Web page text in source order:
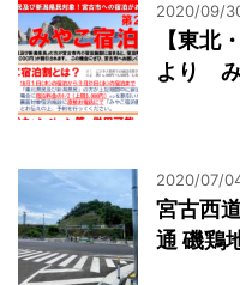
2020/09/
【東北
より み
2020/07/
宮古西
通 磯鶏